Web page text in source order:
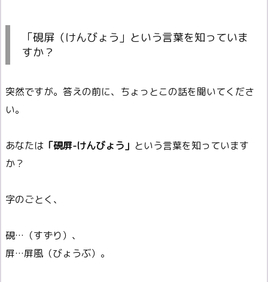
「硯屏（けんびょう」という言葉を知っていま
すか？
突然ですが。答えの前に、ちょっとこの話を聞いてくださ
い。
あなたは 「硯屏-けんびょう」 という言葉を知っています
か？
字のごとく、
硯…（すずり）、
屏…屏風（びょうぶ）。